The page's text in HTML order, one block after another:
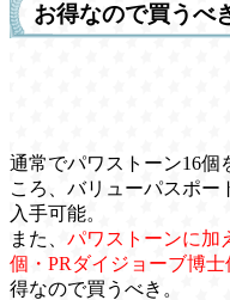
お得なので買うべ
通常でパワストーン16個
ころ、バリューパスポー
入手可能。
また、 パワストーンに加
個・PRダイジョーブ博
得なので買うべき。